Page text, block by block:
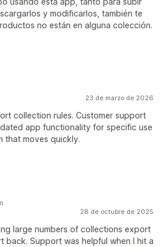
y modificarlos, también te
no están en alguna colección.
23 de marzo de 2026
collection rules. Customer support
app functionality for specific use
that moves quickly.
28 de octubre de 2025
large numbers of collections export
back. Support was helpful when I hit a